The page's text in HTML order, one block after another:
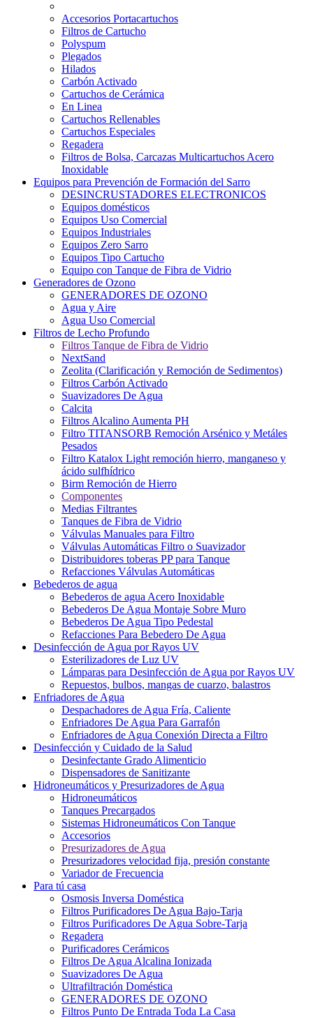
Accesorios Portacartuchos
Filtros de Cartucho
Polyspum
Plegados
Hilados
Carbón Activado
Cartuchos de Cerámica
En Linea
Cartuchos Rellenables
Cartuchos Especiales
Regadera
Filtros de Bolsa, Carcazas Multicartuchos Acero
Inoxidable
Equipos para Prevención de Formación del Sarro
DESINCRUSTADORES ELECTRONICOS
Equipos domésticos
Equipos Uso Comercial
Equipos Industriales
Equipos Zero Sarro
Equipos Tipo Cartucho
Equipo con Tanque de Fibra de Vidrio
Generadores de Ozono
GENERADORES DE OZONO
Agua y Aire
Agua Uso Comercial
Filtros de Lecho Profundo
Filtros Tanque de Fibra de Vidrio
NextSand
Zeolita (Clarificación y Remoción de Sedimentos)
Filtros Carbón Activado
Suavizadores De Agua
Calcita
Filtros Alcalino Aumenta PH
Filtro TITANSORB Remoción Arsénico y Metáles
Pesados
Filtro Katalox Light remoción hierro, manganeso y
ácido sulfhídrico
Birm Remoción de Hierro
Componentes
Medias Filtrantes
Tanques de Fibra de Vidrio
Válvulas Manuales para Filtro
Válvulas Automáticas Filtro o Suavizador
Distribuidores toberas PP para Tanque
Refacciones Válvulas Automáticas
Bebederos de agua
Bebederos de agua Acero Inoxidable
Bebederos De Agua Montaje Sobre Muro
Bebederos De Agua Tipo Pedestal
Refacciones Para Bebedero De Agua
Desinfección de Agua por Rayos UV
Esterilizadores de Luz UV
Lámparas para Desinfección de Agua por Rayos UV
Repuestos, bulbos, mangas de cuarzo, balastros
Enfriadores de Agua
Despachadores de Agua Fría, Caliente
Enfriadores De Agua Para Garrafón
Enfriadores de Agua Conexión Directa a Filtro
Desinfección y Cuidado de la Salud
Desinfectante Grado Alimenticio
Dispensadores de Sanitizante
Hidroneumáticos y Presurizadores de Agua
Hidroneumáticos
Tanques Precargados
Sistemas Hidroneumáticos Con Tanque
Accesorios
Presurizadores de Agua
Presurizadores velocidad fija, presión constante
Variador de Frecuencia
Para tú casa
Osmosis Inversa Doméstica
Filtros Purificadores De Agua Bajo-Tarja
Filtros Purificadores De Agua Sobre-Tarja
Regadera
Purificadores Cerámicos
Filtros De Agua Alcalina Ionizada
Suavizadores De Agua
Ultrafiltración Doméstica
GENERADORES DE OZONO
Filtros Punto De Entrada Toda La Casa